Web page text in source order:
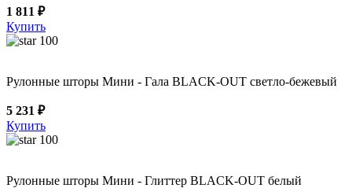
1 811 ₽
Купить
100
Рулонные шторы Мини - Гала BLACK-OUT светло-бежевый
5 231 ₽
Купить
100
Рулонные шторы Мини - Глиттер BLACK-OUT белый